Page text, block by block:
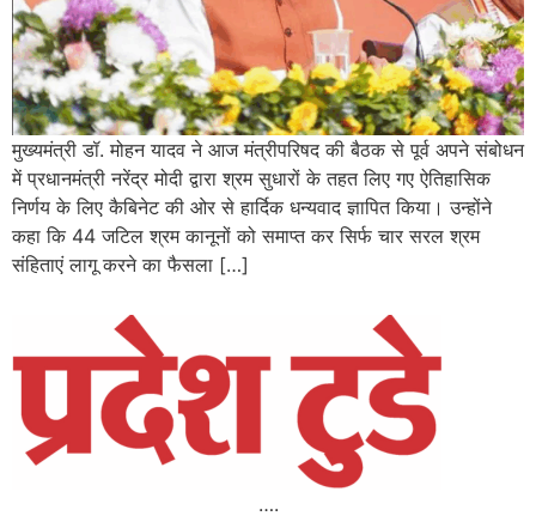
मुख्यमंत्री डॉ. मोहन यादव ने आज मंत्रीपरिषद की बैठक से पूर्व अपने संबोधन
में प्रधानमंत्री नरेंद्र मोदी द्वारा श्रम सुधारों के तहत लिए गए ऐतिहासिक
निर्णय के लिए कैबिनेट की ओर से हार्दिक धन्यवाद ज्ञापित किया। उन्होंने
कहा कि 44 जटिल श्रम कानूनों को समाप्त कर सिर्फ चार सरल श्रम
संहिताएं लागू करने का फैसला […]
….